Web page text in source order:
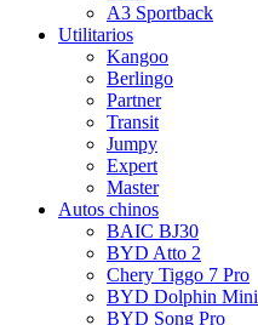
A3 Sportback
Utilitarios
Kangoo
Berlingo
Partner
Transit
Jumpy
Expert
Master
Autos chinos
BAIC BJ30
BYD Atto 2
Chery Tiggo 7 Pro
BYD Dolphin Mini
BYD Song Pro